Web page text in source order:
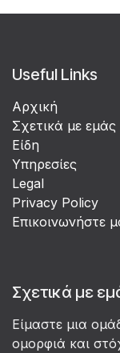
Useful Links
Αρχική
Σχετικά με εμάς
Είδη
Υπηρεσίες
Legal
Privacy Policy
Επικοινωνήστε
Σχετικά με
Είμαστε μια
ομορφιά και